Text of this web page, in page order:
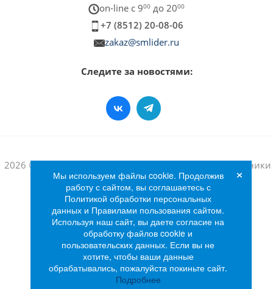
on-line c 900 до 2000
+7 (8512) 20-08-06
zakaz@smlider.ru
Следите за новостями:
2026 © Интернет-магазин бытовой техники и электроники
«Лидер»
Мы используем файлы cookie. Продолжив
работу с сайтом, вы соглашаетесь с
Политикой обработки персональных
данных и Правилами пользования сайтом.
Используя наш сайт, вы даете согласие на
обработку файлов cookie и
пользовательских данных. Если вы не
хотите, чтобы ваши данные
обрабатывались, пожалуйста покиньте сайт.
Подробнее
×